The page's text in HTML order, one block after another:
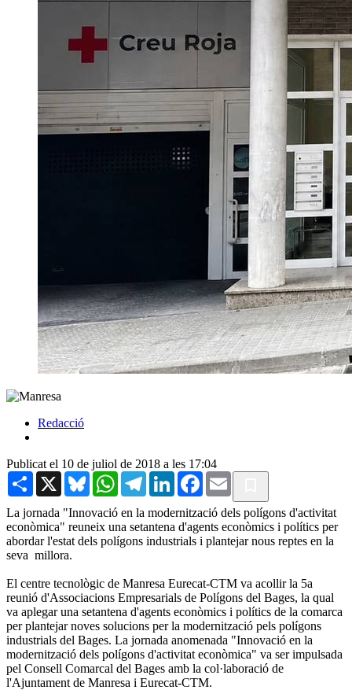
Redacció
Publicat el 10 de juliol de 2018 a les 17:04
Share X BlueskyWhatsAppTelegramLinkedInFacebook
Email
La jornada "Innovació en la modernització dels polígons d'activitat
econòmica" reuneix una setantena d'agents econòmics i polítics per
abordar l'estat dels polígons industrials i plantejar nous reptes en la
seva millora.
El centre tecnològic de Manresa Eurecat-CTM va acollir la 5a
reunió d'Associacions Empresarials de Polígons del Bages, la qual
va aplegar una setantena d'agents econòmics i polítics de la comarca
per plantejar noves solucions per la modernització pels polígons
industrials del Bages. La jornada anomenada "Innovació en la
modernització dels polígons d'activitat econòmica" va ser impulsada
pel Consell Comarcal del Bages amb la col·laboració de
l'Ajuntament de Manresa i Eurecat-CTM.